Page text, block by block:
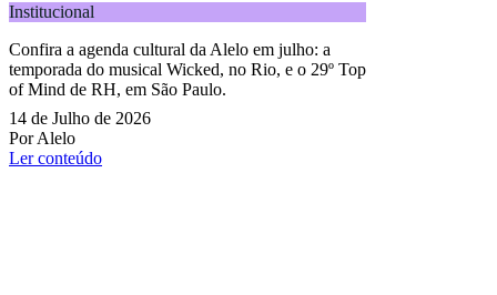
Institucional
Confira a agenda cultural da Alelo em julho: a
temporada do musical Wicked, no Rio, e o 29º Top
of Mind de RH, em São Paulo.
14 de Julho de 2026
Por Alelo
Ler conteúdo